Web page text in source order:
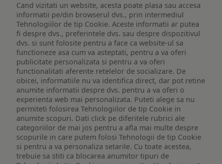
Cand vizitati un website, acesta poate plasa sau accesa
informatii pe/din browserul dvs., prin intermediul
Tehnologiilor de tip Cookie. Aceste informatii ar putea
fi despre dvs., preferintele dvs. sau despre dispozitivul
dvs. si sunt folosite pentru a face ca website-ul sa
functioneze asa cum va asteptati, pentru a va oferi
publicitate personalizata si pentru a va oferi
functionalitati aferente retelelor de socializare. De
obicei, informatiile nu va identifica direct, dar pot retine
anumite informatii despre dvs. pentru a va oferi o
experienta web mai personalizata. Puteti alege sa nu
permiteti folosirea Tehnologiilor de tip Cookie in
anumite scopuri. Dati click pe diferitele rubrici ale
categoriilor de mai jos pentru a afla mai multe despre
scopurile in care putem folosi Tehnologii de tip Cookie
si pentru a va personaliza setarile. Cu toate acestea,
trebuie sa stiti ca blocarea anumitor tipuri de